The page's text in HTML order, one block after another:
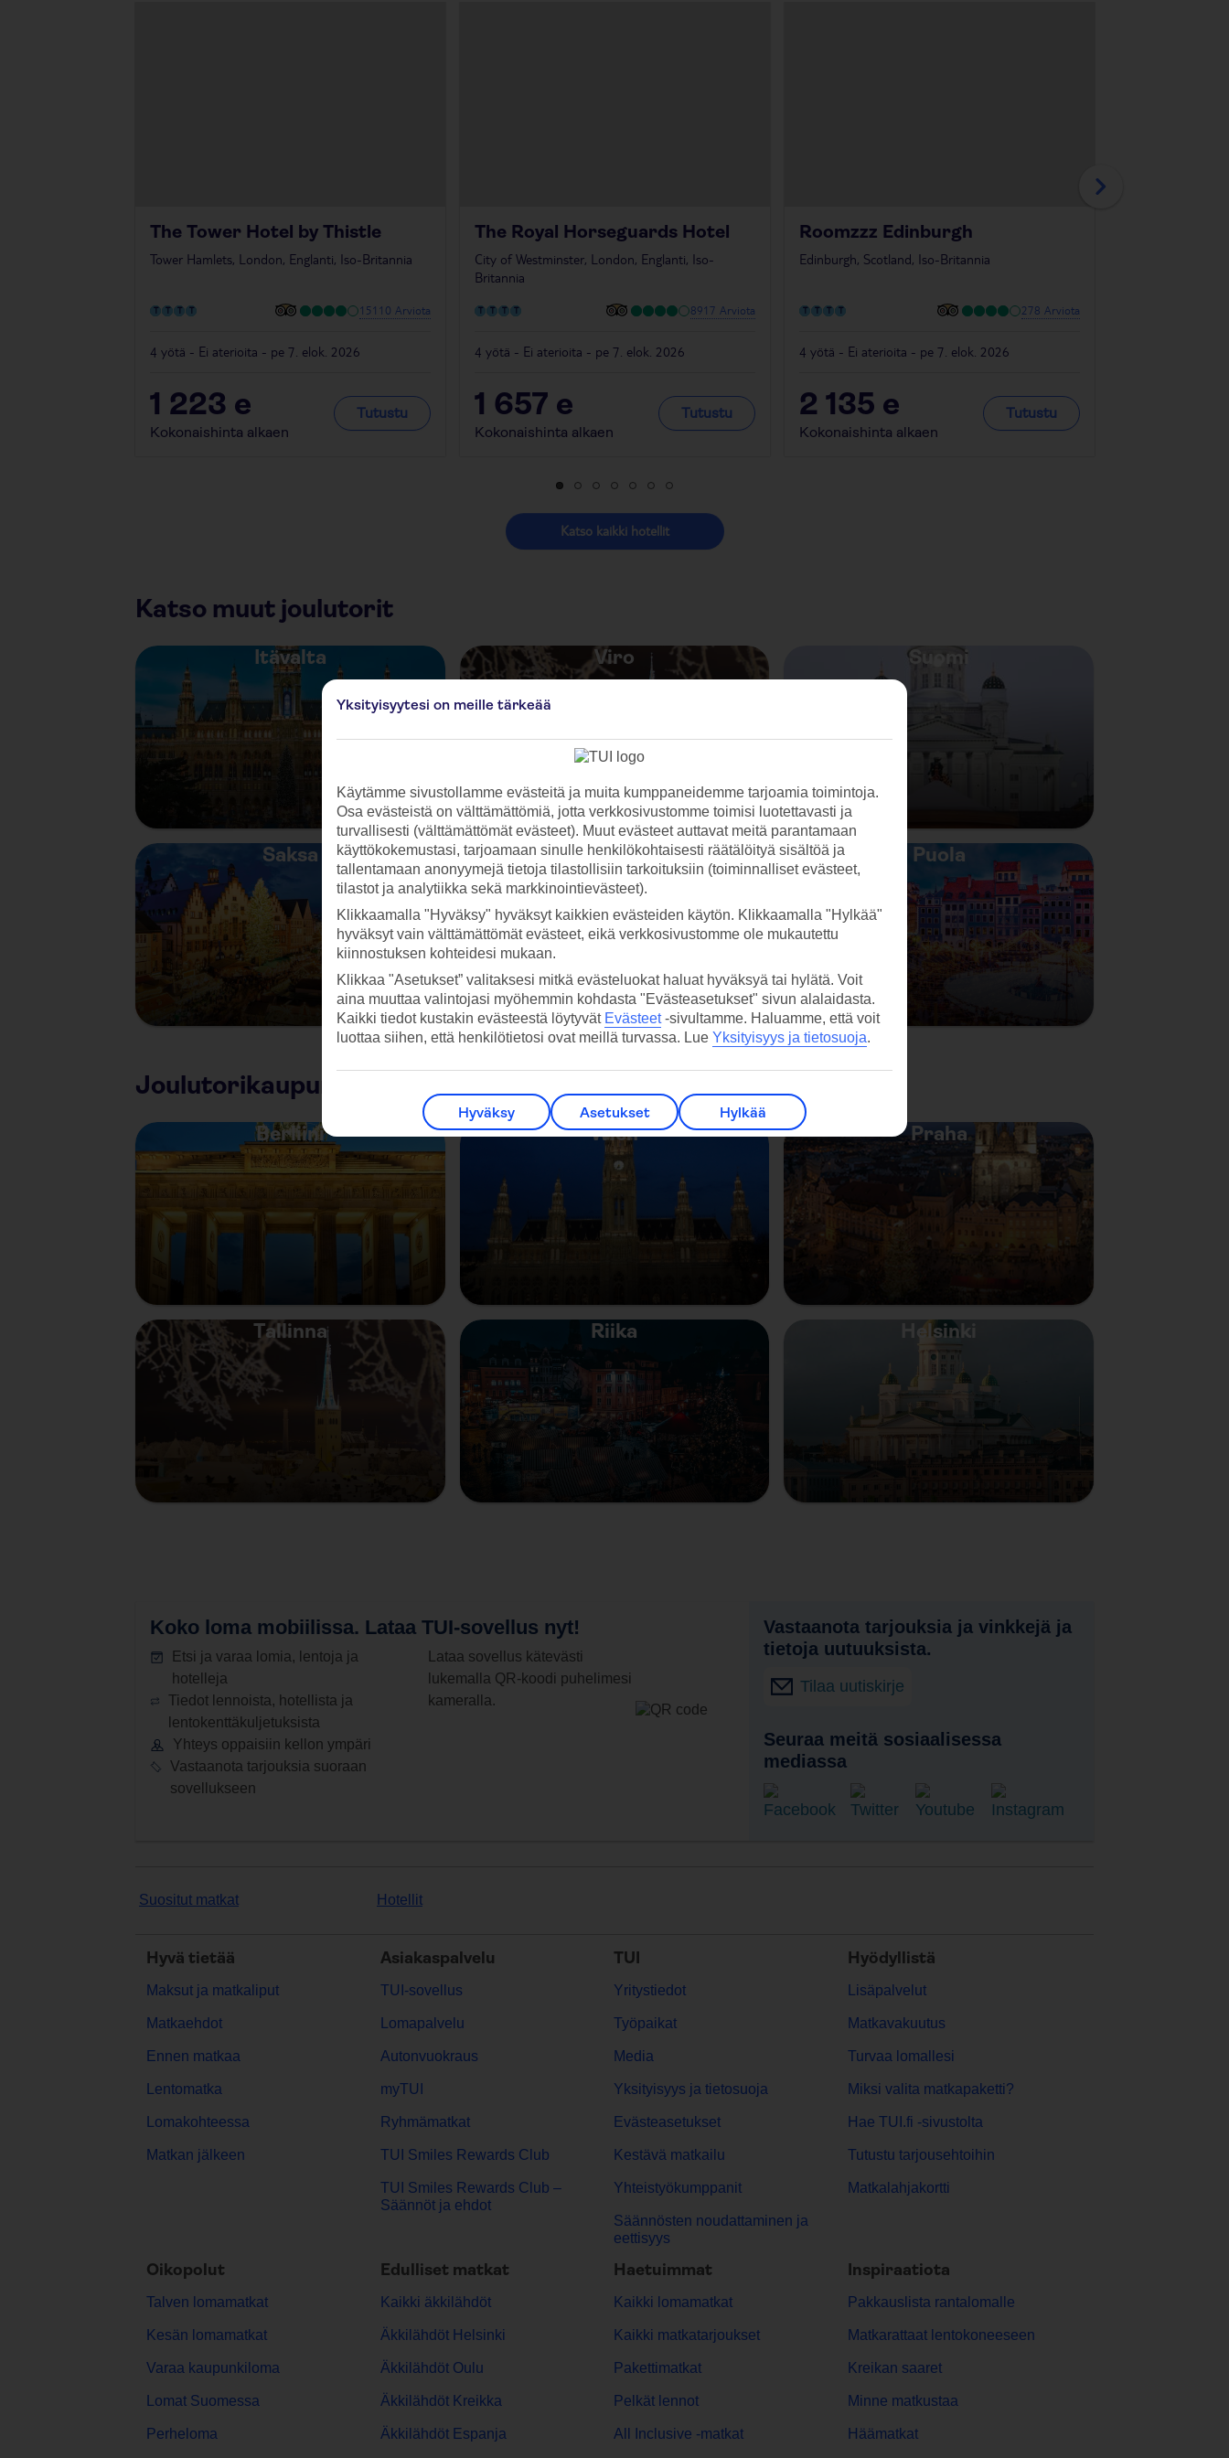
The Tower Hotel by Thistle
Tower Hamlets, London, Englanti, Iso-Britannia
15110 Arviota
4 yötä - Ei aterioita - pe 7. elok. 2026
1 223 e
Kokonaishinta alkaen
Tutustu
The Royal Horseguards Hotel
City of Westminster, London, Englanti, Iso-
Britannia
8917 Arviota
4 yötä - Ei aterioita - pe 7. elok. 2026
1 657 e
Kokonaishinta alkaen
Tutustu
Roomzzz Edinburgh
Edinburgh, Scotland, Iso-Britannia
278 Arviota
4 yötä - Ei aterioita - pe 7. elok. 2026
2 135 e
Kokonaishinta alkaen
Tutustu
Katso kaikki hotellit
Katso muut joulutorit
Itävalta Viro Suomi
Saksa Unkari Puola
Joulutorikaupunkeja
Berliini Wien Praha
Tallinna Riika Helsinki
Koko loma mobiilissa. Lataa TUI-sovellus nyt!
Etsi ja varaa lomia, lentoja ja
hotelleja
Tiedot lennoista, hotellista ja
lentokenttäkuljetuksista
Yhteys oppaisiin kellon ympäri
Vastaanota tarjouksia suoraan
sovellukseen
Lataa sovellus kätevästi
lukemalla QR-koodi puhelimesi
kameralla.
Vastaanota tarjouksia ja vinkkejä ja
tietoja uutuuksista.
Tilaa uutiskirje
Seuraa meitä sosiaalisessa
mediassa
Suositut matkat Hotellit
Hyvä tietää
Maksut ja matkaliput
Matkaehdot
Ennen matkaa
Lentomatka
Lomakohteessa
Matkan jälkeen
Asiakaspalvelu
TUI-sovellus
Lomapalvelu
Autonvuokraus
myTUI
Ryhmämatkat
TUI Smiles Rewards Club
TUI Smiles Rewards Club –
Säännöt ja ehdot
TUI
Yritystiedot
Työpaikat
Media
Yksityisyys ja tietosuoja
Evästeasetukset
Kestävä matkailu
Yhteistyökumppanit
Säännösten noudattaminen ja
eettisyys
Hyödyllistä
Lisäpalvelut
Matkavakuutus
Turvaa lomallesi
Miksi valita matkapaketti?
Hae TUI.fi -sivustolta
Tutustu tarjousehtoihin
Matkalahjakortti
Oikopolut
Talven lomamatkat
Kesän lomamatkat
Varaa kaupunkiloma
Lomat Suomessa
Perheloma
Edulliset matkat
Kaikki äkkilähdöt
Äkkilähdöt Helsinki
Äkkilähdöt Oulu
Äkkilähdöt Kreikka
Äkkilähdöt Espanja
Haetuimmat
Kaikki lomamatkat
Kaikki matkatarjoukset
Pakettimatkat
Pelkät lennot
All Inclusive -matkat
Inspiraatiota
Pakkauslista rantalomalle
Matkarattaat lentokoneeseen
Kreikan saaret
Minne matkustaa
Häämatkat
Yksityisyytesi on meille tärkeää
Käytämme sivustollamme evästeitä ja muita kumppaneidemme tarjoamia toimintoja.
Osa evästeistä on välttämättömiä, jotta verkkosivustomme toimisi luotettavasti ja
turvallisesti (välttämättömät evästeet). Muut evästeet auttavat meitä parantamaan
käyttökokemustasi, tarjoamaan sinulle henkilökohtaisesti räätälöityä sisältöä ja
tallentamaan anonyymejä tietoja tilastollisiin tarkoituksiin (toiminnalliset evästeet,
tilastot ja analytiikka sekä markkinointievästeet).
Klikkaamalla "Hyväksy" hyväksyt kaikkien evästeiden käytön. Klikkaamalla "Hylkää"
hyväksyt vain välttämättömät evästeet, eikä verkkosivustomme ole mukautettu
kiinnostuksen kohteidesi mukaan.
Klikkaa "Asetukset” valitaksesi mitkä evästeluokat haluat hyväksyä tai hylätä. Voit
aina muuttaa valintojasi myöhemmin kohdasta "Evästeasetukset" sivun alalaidasta.
Kaikki tiedot kustakin evästeestä löytyvät Evästeet-sivultamme. Haluamme, että voit
luottaa siihen, että henkilötietosi ovat meillä turvassa. Lue Yksityisyys ja tietosuoja.
Hyväksy Asetukset Hylkää